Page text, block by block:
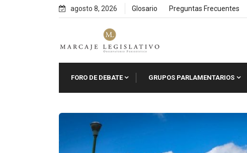
agosto 8, 2026 Glosario Preguntas Frecuentes
FORO DE DEBATE GRUPOS PARLAMENTARIOS